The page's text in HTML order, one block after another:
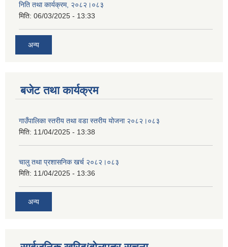
निति तथा कार्यक्रम, २०८२।०८३
मिति: 06/03/2025 - 13:33
अन्य
बजेट तथा कार्यक्रम
गाउँपालिका स्तरीय तथा वडा स्तरीय योजना २०८२।०८३
मिति: 11/04/2025 - 13:38
चालु तथा प्रशासनिक खर्च २०८२।०८३
मिति: 11/04/2025 - 13:36
अन्य